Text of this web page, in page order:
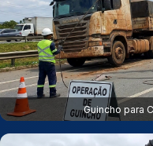
Guincho para